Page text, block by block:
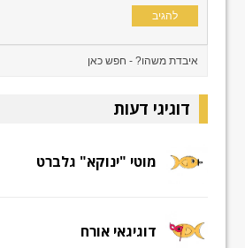
דוגיגי דעות
מוטי "ינוקא" גלברט
דוגיגאי אורח